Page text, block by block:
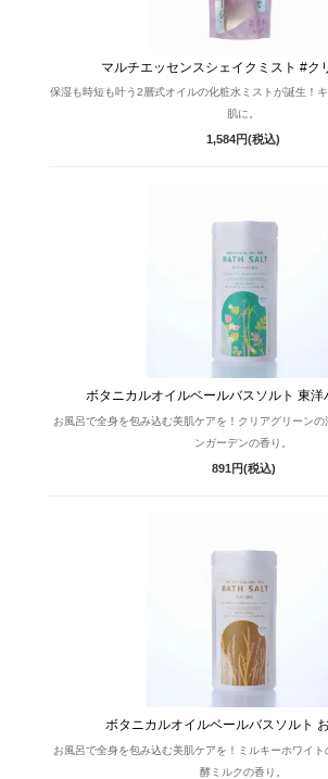
マルチエッセンスシェイクミスト #ク
保湿も時短も叶う2層式オイルの化粧水ミストが誕生！
肌に。
1,584円(税込)
ボタニカルオイルベールバスソルト 東洋
お風呂で全身を包み込む美肌ケアを！クリアグリーン
ンガーデンの香り。
891円(税込)
ボタニカルオイルベールバスソルト
お風呂で全身を包み込む美肌ケアを！ミルキーホワイ
酵ミルクの香り。